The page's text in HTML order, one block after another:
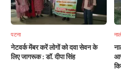
पटना
नेटवर्क मेंबर करें लोगों को दवा सेवन के
लिए जागरूक : डॉ. दीपा सिंह